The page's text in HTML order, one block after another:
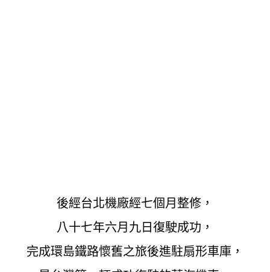
後經台北機廠經七個月整修，
八十七年六月九日復駛成功，
完成環島鐵路懷舊之旅後進駐扇形車庫，